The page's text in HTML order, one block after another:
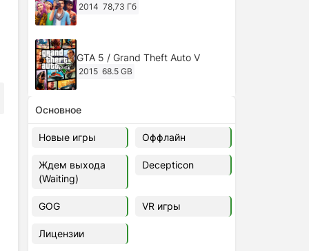
2014 78,73 Гб
GTA 5 / Grand Theft Auto V
2015 68.5 GB
Ghost of Tsushima: Director's Cut
v.1053.8.1023.1614 [RePack
Decepticon] (2024)
2024
Cyberpunk 2077
49.4 GB
Ghost of Tsushima: Director's Cut
Основное
Новые игры Оффлайн
Ждем выхода
(Waiting)
Decepticon
GOG VR игры
Лицензии